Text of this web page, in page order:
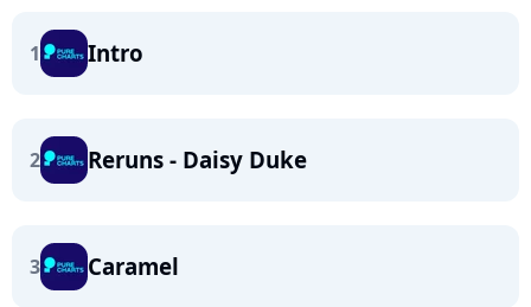
1 Intro
2 Reruns - Daisy Duke
3 Caramel